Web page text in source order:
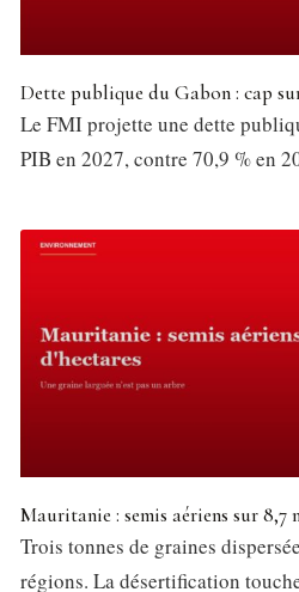
Dette publique du Gabon : cap
Le FMI projette une dette
PIB en 2027, contre 70,9 % en
Mauritanie : semis aériens sur 8,7
Trois tonnes de graines
régions. La désertification